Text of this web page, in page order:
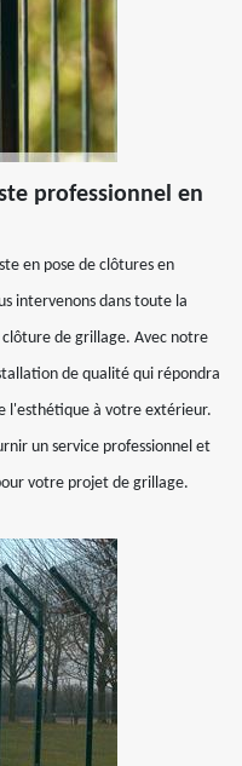
professionnel en
en pose de clôtures en
intervenons dans toute la
clôture de grillage. Avec notre
de qualité qui répondra
l'esthétique à votre extérieur.
un service professionnel et
votre projet de grillage.